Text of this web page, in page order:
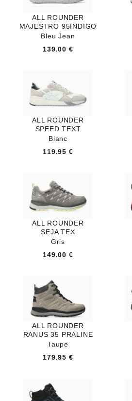
ALL ROUNDER
MAJESTRO 95INDIGO
Bleu Jean
139.00 €
ALL ROUNDER
SPEED TEXT
Blanc
119.95 €
ALL ROUNDER
SEJA TEX
Gris
149.00 €
ALL ROUNDER
RANUS 35 PRALINE
Taupe
179.95 €